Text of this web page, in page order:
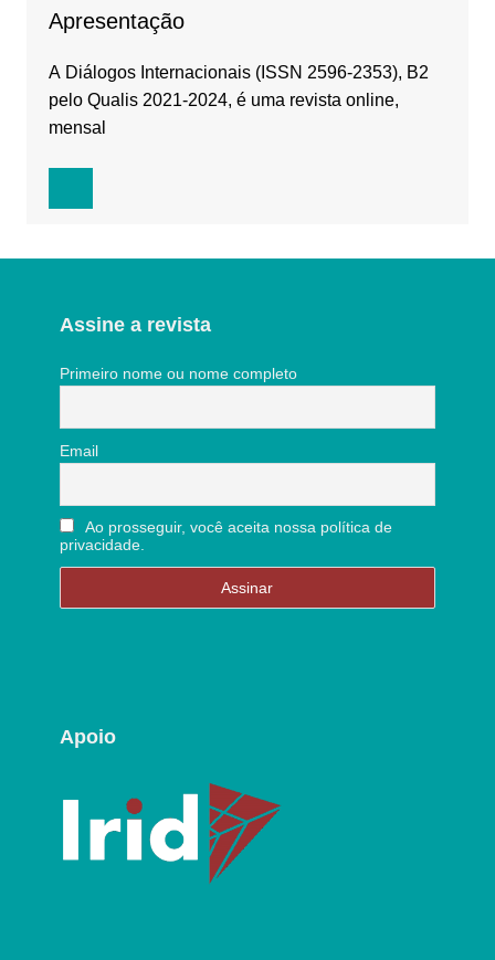
Apresentação
A Diálogos Internacionais (ISSN 2596-2353), B2
pelo Qualis 2021-2024, é uma revista online,
mensal
Assine a revista
Primeiro nome ou nome completo
Email
Ao prosseguir, você aceita nossa política de
privacidade.
Apoio